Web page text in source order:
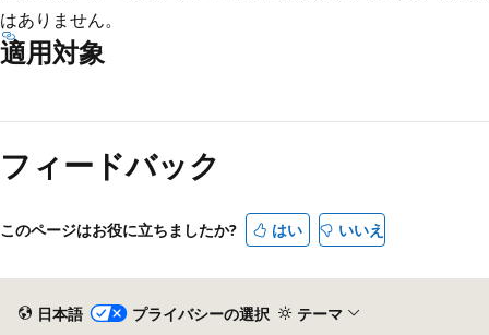
はありません。
適用対象
み
取
モ
ド
フィードバック
このページはお役に立ちましたか? はい いいえ
日本語 プライバシーの選択 テーマ